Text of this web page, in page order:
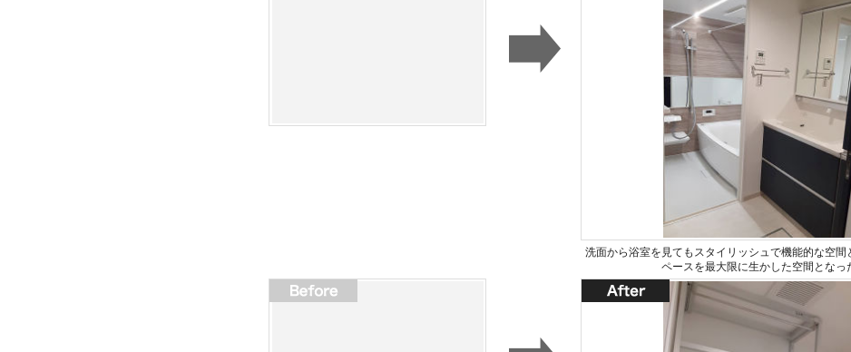
洗面から浴室を見てもスタイリッシュで機能的な空間
ペースを最大限に生かした空間となっ